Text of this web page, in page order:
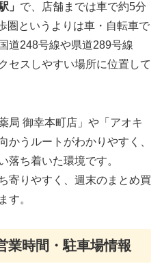
」 で、店舗までは車で約5分
圏というよりは車・自転車で
道248号線や県道289号線
セスしやすい場所に位置して
局 御幸本町店」や「アオキ
かうルートがわかりやすく、
落ち着いた環境です。
寄りやすく、週末のまとめ買
す。
業時間・駐車場情報